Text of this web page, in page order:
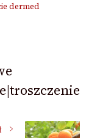
dermed